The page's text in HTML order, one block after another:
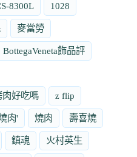
8300L 1028
麥當勞
BottegaVeneta飾品評
肉好吃嗎 z flip
肉' 燒肉 壽喜燒
鎮魂 火村英生